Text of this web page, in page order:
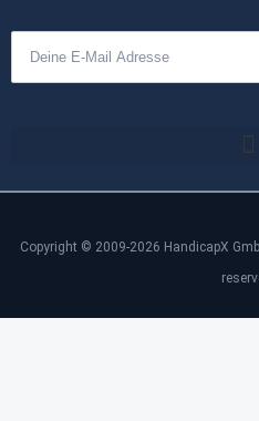
Copyright © 2009-2026 HandicapX